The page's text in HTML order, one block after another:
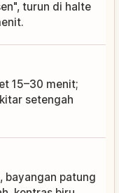
turun di halte
15–30 menit;
setengah
bayangan patung